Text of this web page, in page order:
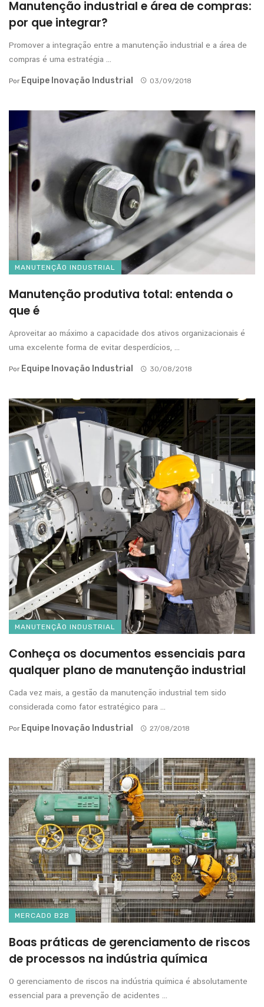
Manutenção industrial e área de compras:
por que integrar?
Promover a integração entre a manutenção industrial e a área de
compras é uma estratégia ...
Por Equipe Inovação Industrial 03/09/2018
MANUTENÇÃO INDUSTRIAL
Manutenção produtiva total: entenda o
que é
Aproveitar ao máximo a capacidade dos ativos organizacionais é
uma excelente forma de evitar desperdícios, ...
Por Equipe Inovação Industrial 30/08/2018
MANUTENÇÃO INDUSTRIAL
Conheça os documentos essenciais para
qualquer plano de manutenção industrial
Cada vez mais, a gestão da manutenção industrial tem sido
considerada como fator estratégico para ...
Por Equipe Inovação Industrial 27/08/2018
MERCADO B2B
Boas práticas de gerenciamento de riscos
de processos na indústria química
O gerenciamento de riscos na indústria química é absolutamente
essencial para a prevenção de acidentes ...